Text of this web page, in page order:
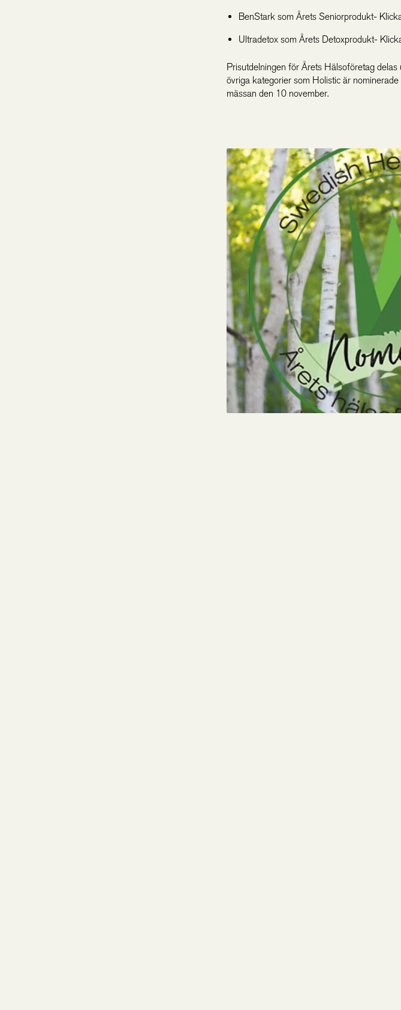
BenStark som Årets Seniorprodukt-
Ultradetox som Årets Detoxprodukt-
Prisutdelningen för Årets Hälsoföretag
övriga kategorier som Holistic är
mässan den 10 november.